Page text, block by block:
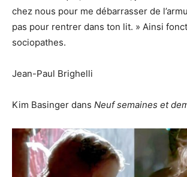
chez nous pour me débarrasser de
pas pour rentrer dans ton lit. » Ainsi
sociopathes.
Jean-Paul Brighelli
Kim Basinger dans Neuf semaines et